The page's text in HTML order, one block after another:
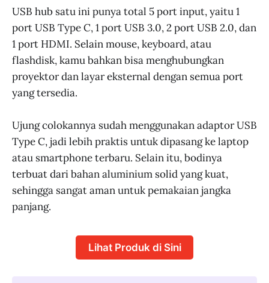
USB hub satu ini punya total 5 port input, yaitu 1
port USB Type C, 1 port USB 3.0, 2 port USB 2.0, dan
1 port HDMI. Selain mouse, keyboard, atau
flashdisk, kamu bahkan bisa menghubungkan
proyektor dan layar eksternal dengan semua port
yang tersedia.
Ujung colokannya sudah menggunakan adaptor USB
Type C, jadi lebih praktis untuk dipasang ke laptop
atau smartphone terbaru. Selain itu, bodinya
terbuat dari bahan aluminium solid yang kuat,
sehingga sangat aman untuk pemakaian jangka
panjang.
Lihat Produk di Sini